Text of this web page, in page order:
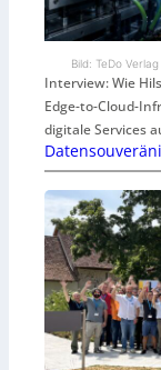
Bild: TeDo
Interview: Wie
Edge-to-Cloud-
digitale Services